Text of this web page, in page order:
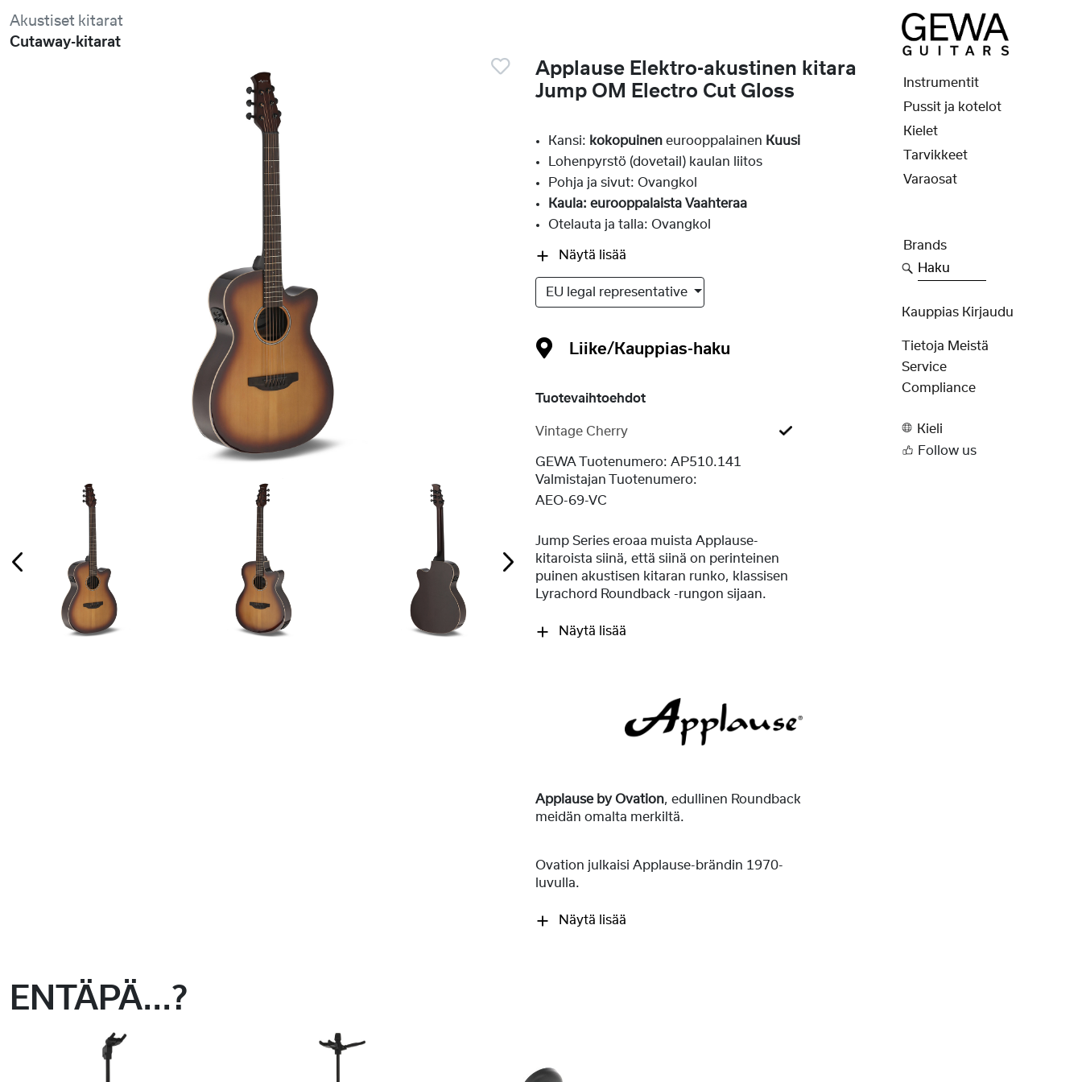
Akustiset kitarat
Cutaway-kitarat
Applause Elektro-akustinen kitara
Jump OM Electro Cut Gloss
Tuotevaihtoehdot
Vintage Cherry
Liike/Kauppias-haku
Kansi: kokopuineneurooppalainen Kuusi
Lohenpyrstö (dovetail) kaulan liitos
Pohja ja sivut: Ovangkol
Kaula: eurooppalaista Vaahteraa
Otelauta ja talla: Ovangkol
Näytä lisää
EU legal representative
GEWA Tuotenumero: AP510.141
Valmistajan Tuotenumero:
AEO-69-VC
Jump Series eroaa muista Applause-
kitaroista siinä, että siinä on perinteinen
puinen akustisen kitaran runko, klassisen
Lyrachord Roundback -rungon sijaan.
Näytä lisää
Applause by Ovation, edullinen Roundback
meidän omalta merkiltä.
Ovation julkaisi Applause-brändin 1970-
luvulla.
Näytä lisää
ENTÄPÄ...?
Instrumentit
Pussit ja kotelot
Kielet
Tarvikkeet
Varaosat
Brands
Haku
Kauppias Kirjaudu
Tietoja Meistä
Service
Compliance
Kieli
Follow us